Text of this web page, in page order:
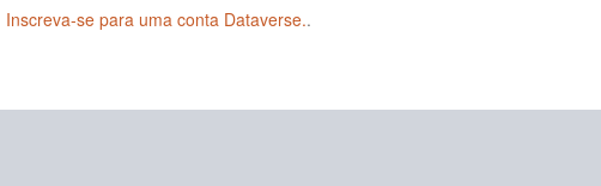
Inscreva-se para uma conta Dataverse..